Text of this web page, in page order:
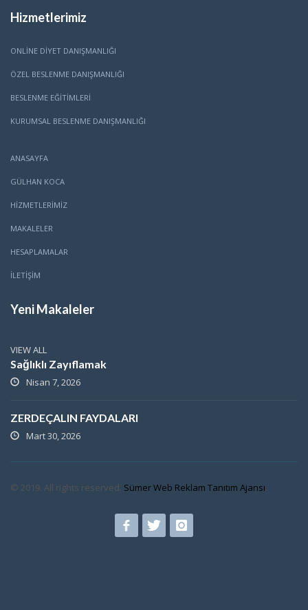
Hizmetlerimiz
ONLINE DIYET DANIŞMANLIĞI
ÖZEL BESLENME DANIŞMANLIĞI
BESLENME EĞITIMLERI
KURUMSAL BESLENME DANIŞMANLIĞI
ANASAYFA
GÜLHAN KOCA
HİZMETLERİMİZ
MAKALELER
HESAPLAMALAR
İLETİŞİM
Yeni Makaleler
VIEW ALL
Sağlıklı Zayıflamak
Nisan 7, 2026
ZERDEÇALIN FAYDALARI
Mart 30, 2026
© 2019. All rights reserved. Sümer Web Reklam Tanıtım Ajansı.